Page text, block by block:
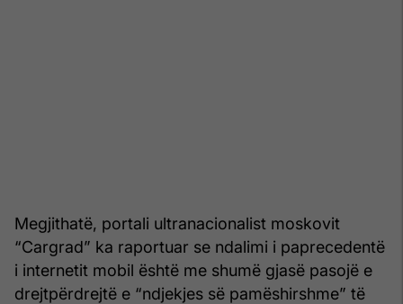
Megjithatë, portali ultranacionalist moskovit
“Cargrad” ka raportuar se ndalimi i paprecedentë
i internetit mobil është me shumë gjasë pasojë e
drejtpërdrejtë e “ndjekjes së pamëshirshme” të